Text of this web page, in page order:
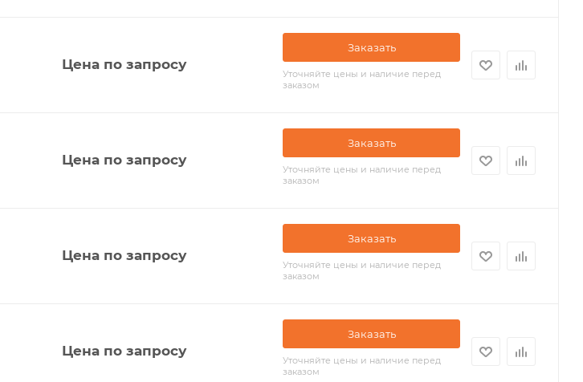
Цена по запросу
Заказать
Уточняйте цены и наличие перед
заказом
Цена по запросу
Заказать
Уточняйте цены и наличие перед
заказом
Цена по запросу
Заказать
Уточняйте цены и наличие перед
заказом
Цена по запросу
Заказать
Уточняйте цены и наличие перед
заказом